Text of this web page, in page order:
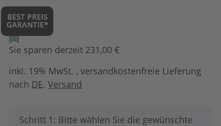
Sie sparen derzeit 231,00 €
inkl. 19% MwSt. , versandkostenfreie Lieferung
nach DE.Versand
x
Schritt 1: Bitte wählen Sie die gewünschte